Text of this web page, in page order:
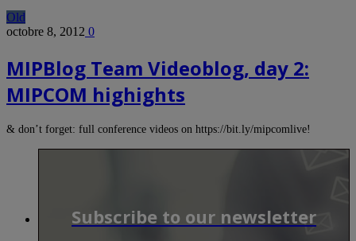
Old
octobre 8, 2012 0
MIPBlog Team Videoblog, day 2:
MIPCOM highights
& don’t forget: full conference videos on https://bit.ly/mipcomlive!
Subscribe to our newsletter